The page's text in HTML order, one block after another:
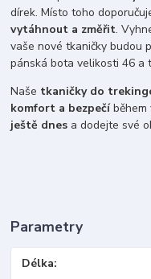
dírek. Místo toho
vytáhnout a změřit.
vaše nové tkaničky budou
pánská bota velikosti 46 a
Naše tkaničky do
komfort a bezpečíběhem
ještě dnes a dodejte své
Parametry
Délka